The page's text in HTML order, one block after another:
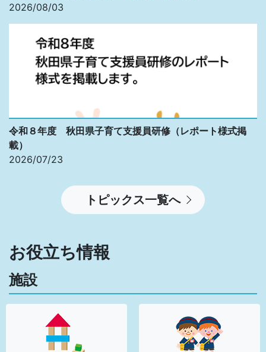
2026/08/03
令和８年度 秋田県子育て支援員研修（レポート様式掲
載）
2026/07/23
トピックス一覧へ
お役立ち情報
施設